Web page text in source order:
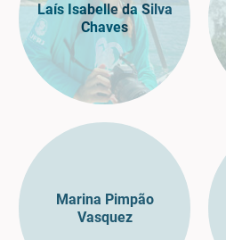
Laís Isabelle da Silva
Chaves
Marina Pimpão
Vasquez